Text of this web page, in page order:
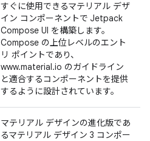
すぐに使用できるマテリアル デザ
イン コンポーネントで Jetpack
Compose UI を構築します。
Compose の上位レベルのエント
リ ポイントであり、
www.material.io のガイドライン
と適合するコンポーネントを提供
するように設計されています。
マテリアル デザインの進化版であ
るマテリアル デザイン 3 コンポー